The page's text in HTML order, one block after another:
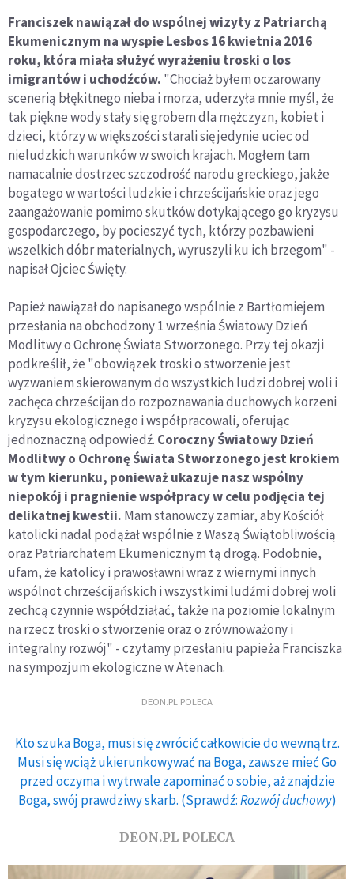
Franciszek nawiązał do wspólnej wizyty z Patriarchą
Ekumenicznym na wyspie Lesbos 16 kwietnia 2016
roku, która miała służyć wyrażeniu troski o los
imigrantów i uchodźców. "Chociaż byłem oczarowany
scenerią błękitnego nieba i morza, uderzyła mnie myśl, że
tak piękne wody stały się grobem dla mężczyzn, kobiet i
dzieci, którzy w większości starali się jedynie uciec od
nieludzkich warunków w swoich krajach. Mogłem tam
namacalnie dostrzec szczodrość narodu greckiego, jakże
bogatego w wartości ludzkie i chrześcijańskie oraz jego
zaangażowanie pomimo skutków dotykającego go kryzysu
gospodarczego, by pocieszyć tych, którzy pozbawieni
wszelkich dóbr materialnych, wyruszyli ku ich brzegom" -
napisał Ojciec Święty.
Papież nawiązał do napisanego wspólnie z Bartłomiejem
przesłania na obchodzony 1 września Światowy Dzień
Modlitwy o Ochronę Świata Stworzonego. Przy tej okazji
podkreślił, że "obowiązek troski o stworzenie jest
wyzwaniem skierowanym do wszystkich ludzi dobrej woli i
zachęca chrześcijan do rozpoznawania duchowych korzeni
kryzysu ekologicznego i współpracowali, oferując
jednoznaczną odpowiedź. Coroczny Światowy Dzień
Modlitwy o Ochronę Świata Stworzonego jest krokiem
w tym kierunku, ponieważ ukazuje nasz wspólny
niepokój i pragnienie współpracy w celu podjęcia tej
delikatnej kwestii. Mam stanowczy zamiar, aby Kościół
katolicki nadal podążał wspólnie z Waszą Świątobliwością
oraz Patriarchatem Ekumenicznym tą drogą. Podobnie,
ufam, że katolicy i prawosławni wraz z wiernymi innych
wspólnot chrześcijańskich i wszystkimi ludźmi dobrej woli
zechcą czynnie współdziałać, także na poziomie lokalnym
na rzecz troski o stworzenie oraz o zrównoważony i
integralny rozwój" - czytamy przesłaniu papieża Franciszka
na sympozjum ekologiczne w Atenach.
DEON.PL POLECA
Kto szuka Boga, musi się zwrócić całkowicie do wewnątrz.
Musi się wciąż ukierunkowywać na Boga, zawsze mieć Go
przed oczyma i wytrwale zapominać o sobie, aż znajdzie
Boga, swój prawdziwy skarb. (Sprawdź:Rozwój duchowy)
DEON.PL POLECA